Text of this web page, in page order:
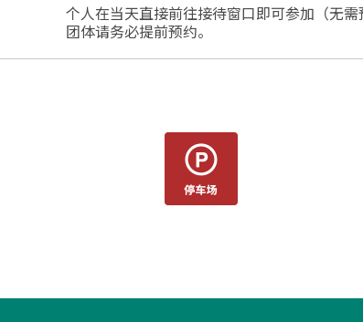
个人在当天直接前往接待窗口即可参加（无需
团体请务必提前预约。